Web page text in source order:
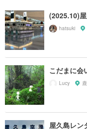
(2025.10)
hatsuki
こだまに会
Lucy
屋久島レン